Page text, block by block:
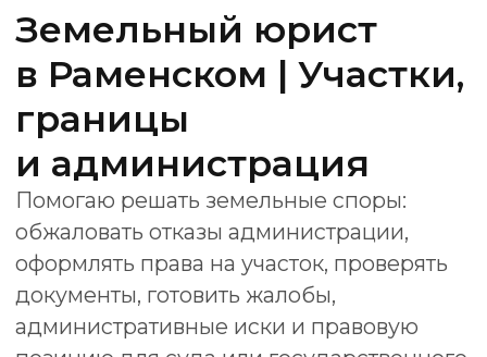
границы
и администрация
Помогаю решать земельные споры:
обжаловать отказы администрации,
оформлять права на участок, проверять
документы, готовить жалобы,
административные иски и правовую
позицию для суда или государственного
органа.
Офис: Раменское, Северное ш., 16Б, офис
email: kurnevartem@ya.ru
Получить консультацию